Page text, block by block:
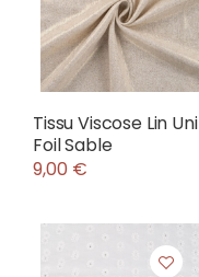
Tissu Viscose Lin Uni
Foil Sable
9,00 €